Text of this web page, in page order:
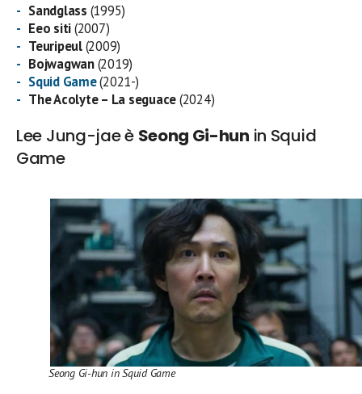
Sandglass (1995)
Eeo siti(2007)
Teuripeul(2009)
Bojwagwan(2019)
Squid Game(2021-)
The Acolyte – La seguace(2024)
Lee Jung-jae è Seong Gi-hun in Squid
Game
Seong Gi-hun in Squid Game